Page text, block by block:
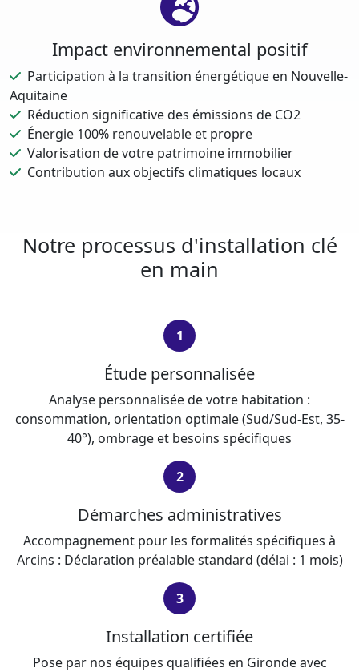
Impact environnemental positif
Participation à la transition énergétique en Nouvelle-
Aquitaine
Réduction significative des émissions de CO2
Énergie 100% renouvelable et propre
Valorisation de votre patrimoine immobilier
Contribution aux objectifs climatiques locaux
Notre processus d'installation clé
en main
1
Étude personnalisée
Analyse personnalisée de votre habitation :
consommation, orientation optimale (Sud/Sud-Est, 35-
40°), ombrage et besoins spécifiques
2
Démarches administratives
Accompagnement pour les formalités spécifiques à
Arcins : Déclaration préalable standard (délai : 1 mois)
3
Installation certifiée
Pose par nos équipes qualifiées en Gironde avec